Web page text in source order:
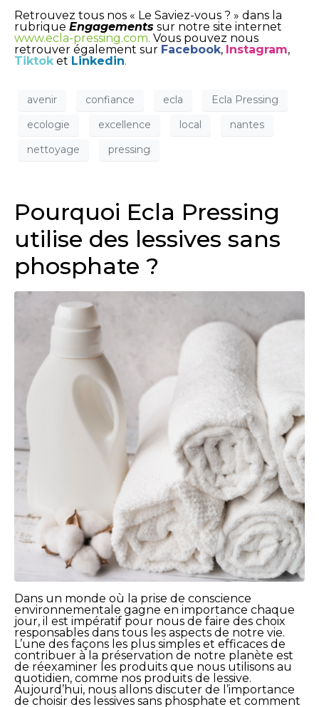
Retrouvez tous nos « Le Saviez-vous ? » dans la
rubrique Engagements sur notre site internet
www.ecla-pressing.com. Vous pouvez nous
retrouver également sur Facebook, Instagram,
Tiktok et Linkedin.
avenir confiance ecla
Ecla Pressing
ecologie
excellence local
nantes
nettoyage
pressing
Pourquoi Ecla Pressing
utilise des lessives sans
phosphate ?
Dans un monde où la prise de conscience
environnementale gagne en importance chaque
jour, il est impératif pour nous de faire des choix
responsables dans tous les aspects de notre vie.
L’une des façons les plus simples et efficaces de
contribuer à la préservation de notre planète est
de réexaminer les produits que nous utilisons au
quotidien, comme nos produits de lessive.
Aujourd’hui, nous allons discuter de l’importance
de choisir des lessives sans phosphate et comment